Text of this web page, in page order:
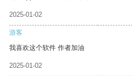
2025-01-02
游客
我喜欢这个软件 作者加油
2025-01-02